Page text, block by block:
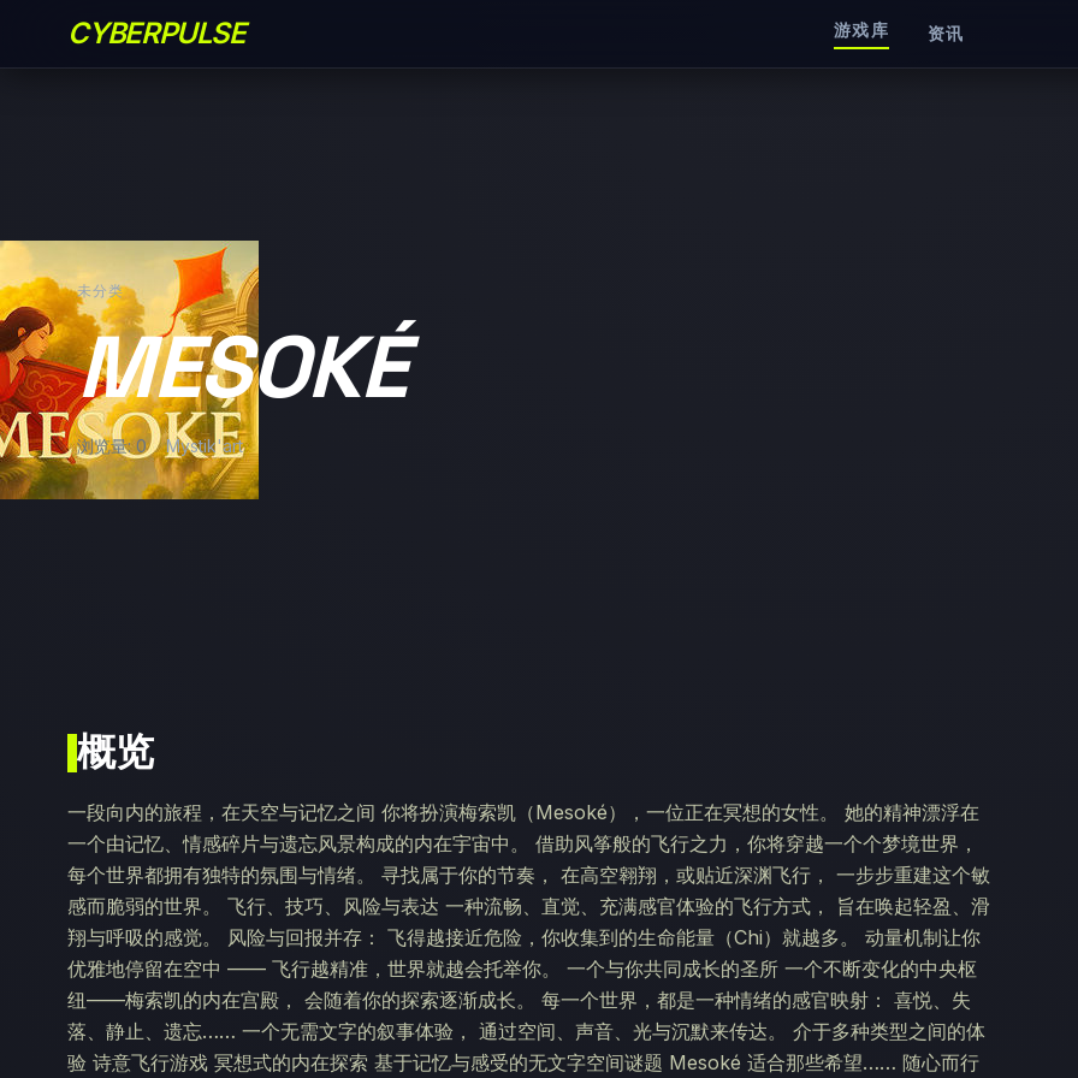
CYBERPULSE 游戏库 资讯
未分类
MESOKÉ
浏览量: 0 Mystik'art
概览
一段向内的旅程，在天空与记忆之间 你将扮演梅索凯（Mesoké），一位正在冥想的女性。 她的精神漂浮在
一个由记忆、情感碎片与遗忘风景构成的内在宇宙中。 借助风筝般的飞行之力，你将穿越一个个梦境世界，
每个世界都拥有独特的氛围与情绪。 寻找属于你的节奏， 在高空翱翔，或贴近深渊飞行， 一步步重建这个敏
感而脆弱的世界。 飞行、技巧、风险与表达 一种流畅、直觉、充满感官体验的飞行方式， 旨在唤起轻盈、滑
翔与呼吸的感觉。 风险与回报并存： 飞得越接近危险，你收集到的生命能量（Chi）就越多。 动量机制让你
优雅地停留在空中 —— 飞行越精准，世界就越会托举你。 一个与你共同成长的圣所 一个不断变化的中央枢
纽——梅索凯的内在宫殿， 会随着你的探索逐渐成长。 每一个世界，都是一种情绪的感官映射： 喜悦、失
落、静止、遗忘…… 一个无需文字的叙事体验， 通过空间、声音、光与沉默来传达。 介于多种类型之间的体
验 诗意飞行游戏 冥想式的内在探索 基于记忆与感受的无文字空间谜题 Mesoké 适合那些希望…… 随心而行